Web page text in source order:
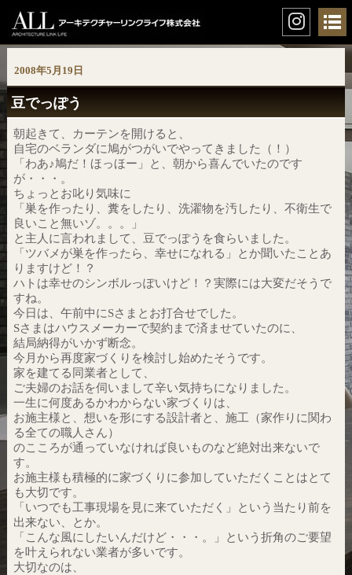
2008年5月19日
豆でっぽう
朝起きて、カーテンを開けると、
自宅のベランダに鳩がつがいでやってきました（！）
「わあ♪鳩だ！ほっほー」と、朝から喜んでいたのです
が・・・。
ちょっとお叱り気味に
「巣を作ったり、糞をしたり、洗濯物を汚したり、不衛生で
良いこと無いゾ。。。」
と主人に言われまして、豆でっぽうを食らいました。
「ツバメが巣を作ったら、幸せになれる」とか聞いたことあ
りますけど！？
ハトは幸せのシンボルっぽいけど！？実際には大変だそうで
すね。
今日は、午前中にSさまとお打合せでした。
Sさまはハウスメーカーで契約まで済ませていたのに、
結局納得がいかず断念。
今月から再度家づくりを検討し始めたそうです。
家を建てる同業者として、
ご夫婦のお話を伺いまして辛い気持ちになりました。
一生に何度あるかわからない家づくりは、
お施主様と、想いを形にする設計者と、施工（家作りに関わ
る全ての職人さん）
のこころが通っていなければ良いものなど絶対出来ないで
す。
お施主様も積極的に家づくりに参加していただくことはとて
も大切です。
「いつでも工事現場を見に来ていただく」という当たり前を
出来ない、とか。
「こんな風にしたいんだけど・・・。」という折角のご要望
を叶えられない業者が多いです。
大切なのは、